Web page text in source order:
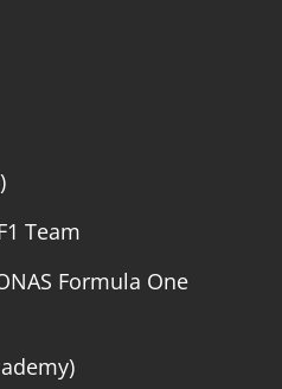
Team
Formula One